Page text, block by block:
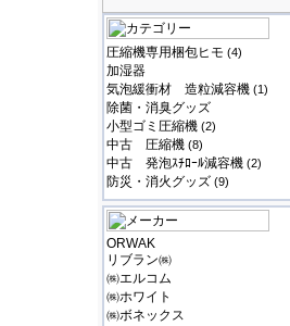
圧縮機専用梱包ヒモ (4)
加湿器
気泡緩衝材 造粒減容機 (1)
除菌・消臭グッズ
小型ゴミ圧縮機 (2)
中古 圧縮機 (8)
中古 発泡ｽﾁﾛｰﾙ減容機 (2)
防災・消火グッズ (9)
ORWAK
リブラン㈱
㈱エルコム
㈱ホワイト
㈱ボネックス